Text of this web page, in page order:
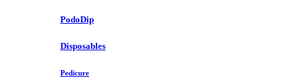
PodoDip
Disposables
Pedicure